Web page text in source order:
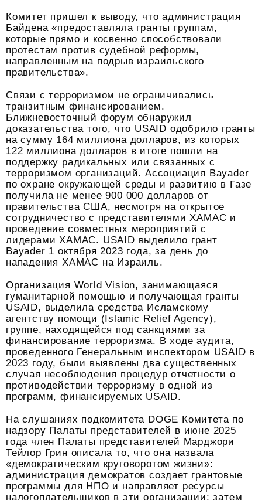
Комитет пришел к выводу, что администрация
Байдена «предоставляла гранты группам,
которые прямо и косвенно способствовали
протестам против судебной реформы,
направленным на подрыв израильского
правительства».
Связи с терроризмом не ограничивались
транзитным финансированием.
Ближневосточный форум обнаружил
доказательства того, что USAID одобрило гранты
на сумму 164 миллиона долларов, из которых
122 миллиона долларов в итоге пошли на
поддержку радикальных или связанных с
терроризмом организаций. Ассоциация Bayader
по охране окружающей среды и развитию в Газе
получила не менее 900 000 долларов от
правительства США, несмотря на открытое
сотрудничество с представителями ХАМАС и
проведение совместных мероприятий с
лидерами ХАМАС. USAID выделило грант
Bayader 1 октября 2023 года, за день до
нападения ХАМАС на Израиль.
Организация World Vision, занимающаяся
гуманитарной помощью и получающая гранты
USAID, выделила средства Исламскому
агентству помощи (Islamic Relief Agency),
группе, находящейся под санкциями за
финансирование терроризма. В ходе аудита,
проведенного Генеральным инспектором USAID в
2023 году, были выявлены два существенных
случая несоблюдения процедур отчетности о
противодействии терроризму в одной из
программ, финансируемых USAID.
На слушаниях подкомитета DOGE Комитета по
надзору Палаты представителей в июне 2025
года член Палаты представителей Марджори
Тейлор Грин описала то, что она назвала
«демократическим круговоротом жизни»:
администрация демократов создает грантовые
программы для НПО и направляет ресурсы
налогоплательщиков в эти организации; затем